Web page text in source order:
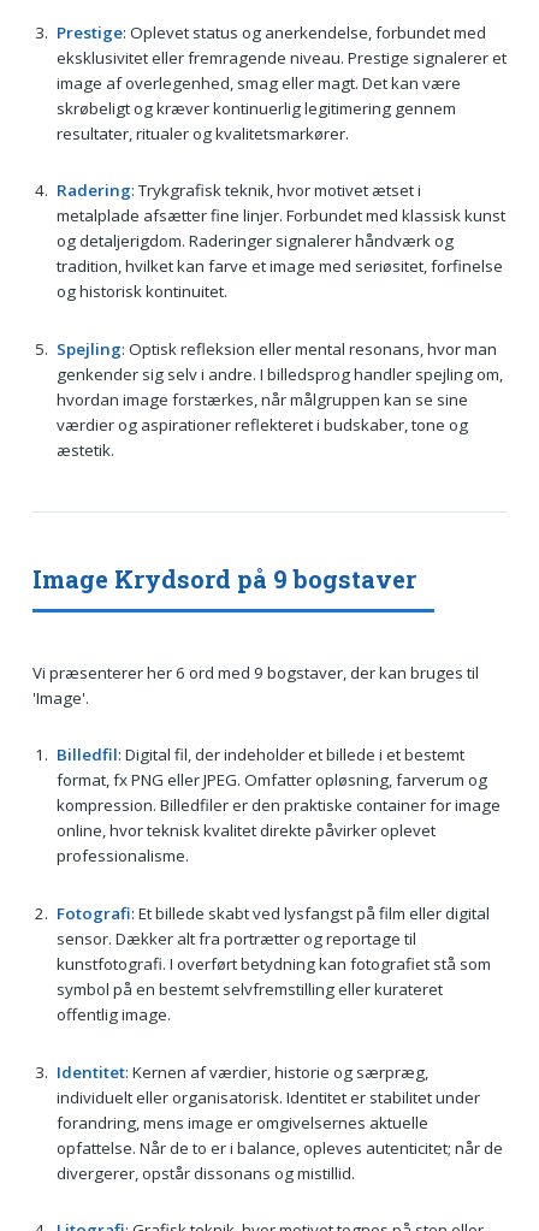
Prestige: Oplevet status og anerkendelse, forbundet med
eksklusivitet eller fremragende niveau. Prestige signalerer et
image af overlegenhed, smag eller magt. Det kan være
skrøbeligt og kræver kontinuerlig legitimering gennem
resultater, ritualer og kvalitetsmarkører.
Radering: Trykgrafisk teknik, hvor motivet ætset i
metalplade afsætter fine linjer. Forbundet med klassisk kunst
og detaljerigdom. Raderinger signalerer håndværk og
tradition, hvilket kan farve et image med seriøsitet, forfinelse
og historisk kontinuitet.
Spejling: Optisk refleksion eller mental resonans, hvor man
genkender sig selv i andre. I billedsprog handler spejling om,
hvordan image forstærkes, når målgruppen kan se sine
værdier og aspirationer reflekteret i budskaber, tone og
æstetik.
Image Krydsord på 9 bogstaver
Vi præsenterer her 6 ord med 9 bogstaver, der kan bruges til
'Image'.
Billedfil: Digital fil, der indeholder et billede i et bestemt
format, fx PNG eller JPEG. Omfatter opløsning, farverum og
kompression. Billedfiler er den praktiske container for image
online, hvor teknisk kvalitet direkte påvirker oplevet
professionalisme.
Fotografi: Et billede skabt ved lysfangst på film eller digital
sensor. Dækker alt fra portrætter og reportage til
kunstfotografi. I overført betydning kan fotografiet stå som
symbol på en bestemt selvfremstilling eller kurateret
offentlig image.
Identitet: Kernen af værdier, historie og særpræg,
individuelt eller organisatorisk. Identitet er stabilitet under
forandring, mens image er omgivelsernes aktuelle
opfattelse. Når de to er i balance, opleves autenticitet; når de
divergerer, opstår dissonans og mistillid.